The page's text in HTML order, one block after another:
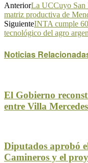
AnteriorLa UCCuyo San
matriz productiva de
SiguienteINTA cumple
tecnológico del agro
Noticias
El Gobierno
entre Villa
Diputados aprobó
Camineros y el